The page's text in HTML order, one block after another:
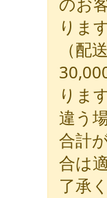
ります
（配
りま
違う
合計
合は
了承